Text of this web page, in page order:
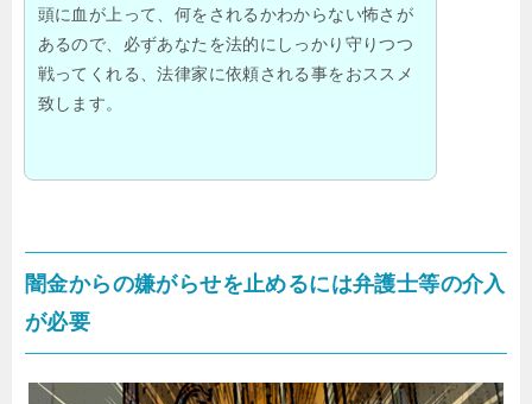
頭に血が上って、何をされるかわからない怖さが
あるので、必ずあなたを法的にしっかり守りつつ
戦ってくれる、法律家に依頼される事をおススメ
致します。
闇金からの嫌がらせを止めるには弁護士等の介入
が必要